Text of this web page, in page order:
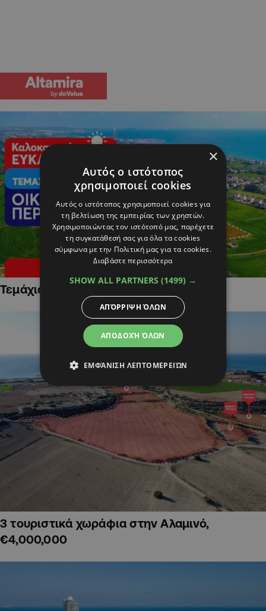
Τεμάχια Γης σε Οικιστικές Περιοχές
3 τουριστικά χωράφια στην Αλαμινό,
€4,000,000
×
Αυτός ο ιστότοπος
χρησιμοποιεί cookies
Αυτός ο ιστότοπος χρησιμοποιεί cookies για
τη βελτίωση της εμπειρίας των χρηστών.
Χρησιμοποιώντας τον ιστότοπό μας, παρέχετε
τη συγκατάθεσή σας για όλα τα cookies
σύμφωνα με την Πολιτική μας για τα cookies.
Διαβάστε περισσότερα
SHOW ALL PARTNERS (1499) →
ΑΠΟΔΟΧΉ ΌΛΩΝ
ΑΠΌΡΡΙΨΗ ΌΛΩΝ
ΕΜΦΆΝΙΣΗ ΛΕΠΤΟΜΕΡΕΙΏΝ